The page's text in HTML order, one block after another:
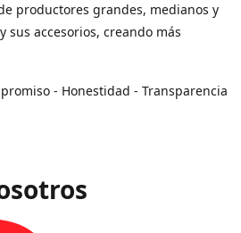
productores grandes, medianos y
sus accesorios, creando más
Honestidad - Transparencia